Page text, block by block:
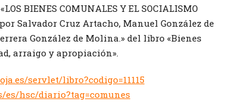
BIENES COMUNALES Y EL SOCIALISMO
por Salvador Cruz Artacho, Manuel González de
González de Molina.» del libro «Bienes
arraigo y apropiación».
servlet/libro?codigo=11115
es/hsc/diario?tag=comunes